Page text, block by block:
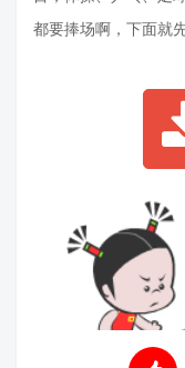
都要捧场啊，下面就